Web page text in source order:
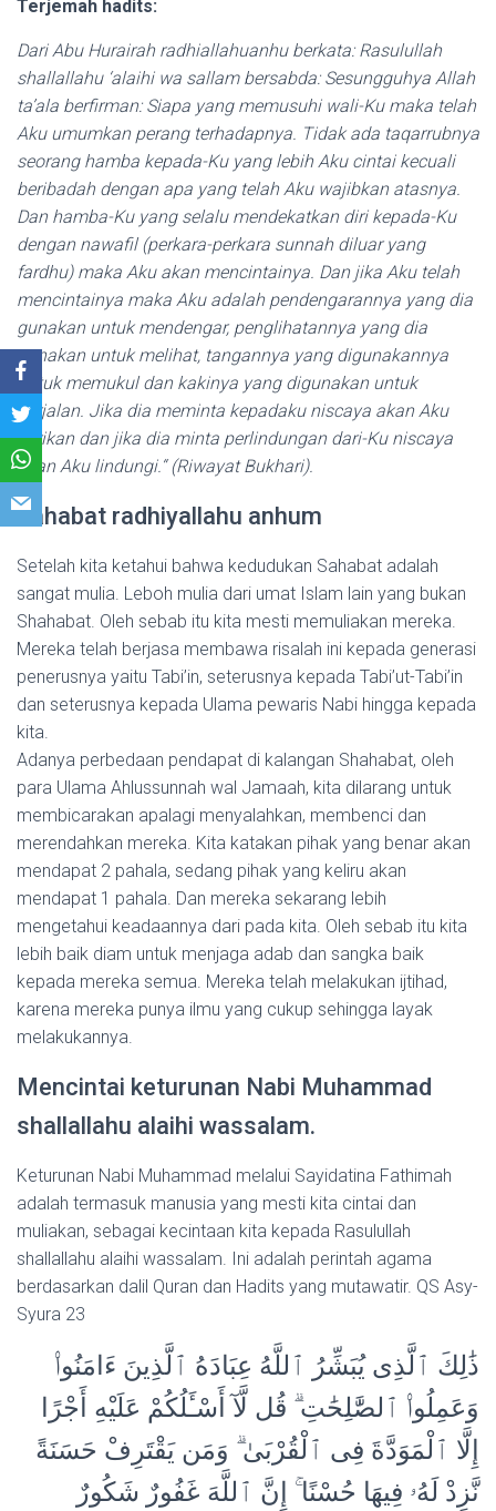
Terjemah hadits:
Dari Abu Hurairah radhiallahuanhu berkata: Rasulullah
shallallahu ‘alaihi wa sallam bersabda: Sesungguhya Allah
ta’ala berfirman: Siapa yang memusuhi wali-Ku maka telah
Aku umumkan perang terhadapnya. Tidak ada taqarrubnya
seorang hamba kepada-Ku yang lebih Aku cintai kecuali
beribadah dengan apa yang telah Aku wajibkan atasnya.
Dan hamba-Ku yang selalu mendekatkan diri kepada-Ku
dengan nawafil (perkara-perkara sunnah diluar yang
fardhu) maka Aku akan mencintainya. Dan jika Aku telah
mencintainya maka Aku adalah pendengarannya yang dia
gunakan untuk mendengar, penglihatannya yang dia
gunakan untuk melihat, tangannya yang digunakannya
untuk memukul dan kakinya yang digunakan untuk
berjalan. Jika dia meminta kepadaku niscaya akan Aku
berikan dan jika dia minta perlindungan dari-Ku niscaya
akan Aku lindungi.“ (Riwayat Bukhari).
Sahabat radhiyallahu anhum
Setelah kita ketahui bahwa kedudukan Sahabat adalah
sangat mulia. Leboh mulia dari umat Islam lain yang bukan
Shahabat. Oleh sebab itu kita mesti memuliakan mereka.
Mereka telah berjasa membawa risalah ini kepada generasi
penerusnya yaitu Tabi’in, seterusnya kepada Tabi’ut-Tabi’in
dan seterusnya kepada Ulama pewaris Nabi hingga kepada
kita.
Adanya perbedaan pendapat di kalangan Shahabat, oleh
para Ulama Ahlussunnah wal Jamaah, kita dilarang untuk
membicarakan apalagi menyalahkan, membenci dan
merendahkan mereka. Kita katakan pihak yang benar akan
mendapat 2 pahala, sedang pihak yang keliru akan
mendapat 1 pahala. Dan mereka sekarang lebih
mengetahui keadaannya dari pada kita. Oleh sebab itu kita
lebih baik diam untuk menjaga adab dan sangka baik
kepada mereka semua. Mereka telah melakukan ijtihad,
karena mereka punya ilmu yang cukup sehingga layak
melakukannya.
Mencintai keturunan Nabi Muhammad
shallallahu alaihi wassalam.
Keturunan Nabi Muhammad melalui Sayidatina Fathimah
adalah termasuk manusia yang mesti kita cintai dan
muliakan, sebagai kecintaan kita kepada Rasulullah
shallallahu alaihi wassalam. Ini adalah perintah agama
berdasarkan dalil Quran dan Hadits yang mutawatir. QS Asy-
Syura 23
ذَٰلِكَ ٱلَّذِى يُبَشِّرُ ٱللَّهُ عِبَادَهُ ٱلَّذِينَ ءَامَنُوا۟
وَعَمِلُوا۟ ٱلصَّٰلِحَٰتِ ۗ قُل لَّآ أَسْـَٔلُكُمْ عَلَيْهِ أَجْرًا
إِلَّا ٱلْمَوَدَّةَ فِى ٱلْقُرْبَىٰ ۗ وَمَن يَقْتَرِفْ حَسَنَةً
نَّزِدْ لَهُۥ فِيهَا حُسْنًا ۚ إِنَّ ٱللَّهَ غَفُورٌ شَكُورٌ